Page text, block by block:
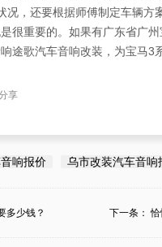
况，还要根据师傅制定车辆
很重要的。如果有广东省广
途歌汽车音响改装，为宝马
享
务清晰的安装升级无损汽车音
响报价 乌市改装汽车音响
多少钱？ 下一条：